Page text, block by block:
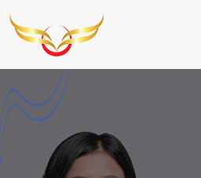
Nippon
Tsubasa
Education